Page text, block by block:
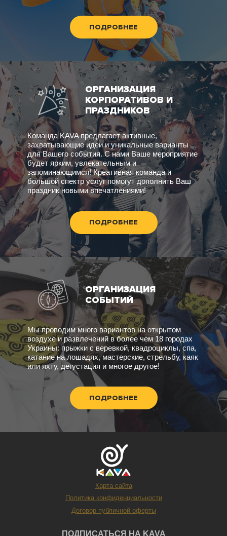
ПОДРОБНЕЕ
ОРГАНИЗАЦИЯ
КОРПОРАТИВОВ И
ПРАЗДНИКОВ
Команда KAVA предлагает активные,
захватывающие идеи и уникальные варианты
для Вашего события. С нами Ваше мероприятие
будет ярким, увлекательным и
запоминающимся! Креативная команда и
большой спектр услуг помогут дополнить Ваш
праздник новыми впечатлениями!
ПОДРОБНЕЕ
ОРГАНИЗАЦИЯ
СОБЫТИЙ
Мы проводим много вариантов на открытом
воздухе и развлечений в более чем 18 городах
Украины: прыжки с веревкой, квадроциклы, спа,
катание на лошадях, мастерские, стрельбу, каяк
или яхту, дегустация и многое другое!
ПОДРОБНЕЕ
Карта сайта
Политика конфиденциальности
Договор публичной оферты
ПОДПИСАТЬСЯ НА KAVA